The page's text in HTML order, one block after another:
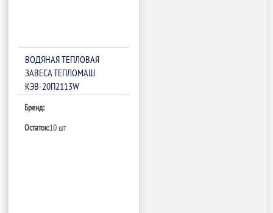
ВОДЯНАЯ ТЕПЛОВАЯ
ЗАВЕСА ТЕПЛОМАШ
КЭВ-20П2113W
Бренд:
Остаток:10 шт